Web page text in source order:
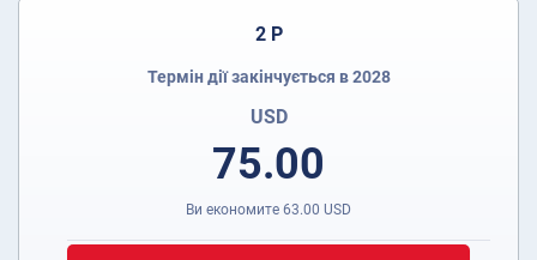
2 Р
Термін дії закінчується в 2028
USD
75.00
Ви економите 63.00 USD